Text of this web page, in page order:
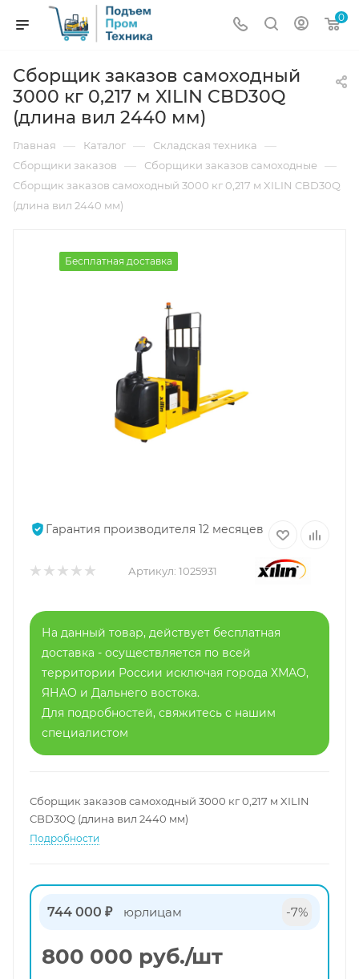
0
Сборщик заказов самоходный
3000 кг 0,217 м XILIN CBD30Q
(длина вил 2440 мм)
Главная — Каталог — Складская техника —
Сборщики заказов — Сборщики заказов самоходные —
Сборщик заказов самоходный 3000 кг 0,217 м XILIN CBD30Q
(длина вил 2440 мм)
Бесплатная доставка
Гарантия производителя 12 месяцев
Артикул: 1025931
На данный товар, действует бесплатная
доставка - осуществляется по всей
территории России исключая города ХМАО,
ЯНАО и Дальнего востока.
Для подробностей, свяжитесь с нашим
специалистом
Сборщик заказов самоходный 3000 кг 0,217 м XILIN
CBD30Q (длина вил 2440 мм)
Подробности
744 000 ₽ юрлицам -7%
800 000 руб./шт